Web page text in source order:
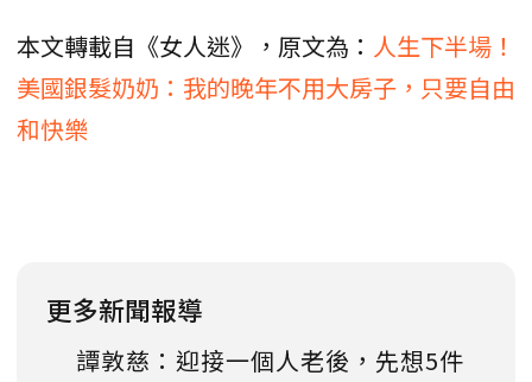
本文轉載自《女人迷》，原文為： 人生下半場！
美國銀髮奶奶：我的晚年不用大房子，只要自由
和快樂
更多新聞報導
譚敦慈：迎接一個人老後，先想5件